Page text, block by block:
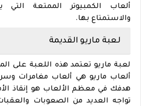
ألعاب الكمبيوتر الممتعة التي
والاستمتاع بها.
لعبة ماريو القديمة
لعبة ماريو تعتمد هذه اللعبة على
ألعاب ماريو هي ألعاب مغامرات
هدفك في معظم الألعاب هو إنقاذ
تواجه العديد من الصعوبات